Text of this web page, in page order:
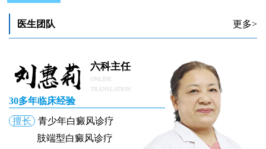
医生团队
更多>
六科主任
ONLINE
TRANSLATION
30多年临床经验
擅长
青少年白癜风诊疗
肢端型白癜风诊疗